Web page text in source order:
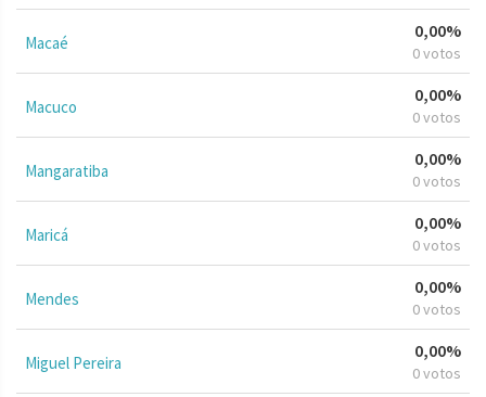
Macaé
0,00%
0 votos
Macuco
0,00%
0 votos
Mangaratiba
0,00%
0 votos
Maricá
0,00%
0 votos
Mendes
0,00%
0 votos
Miguel Pereira
0,00%
0 votos